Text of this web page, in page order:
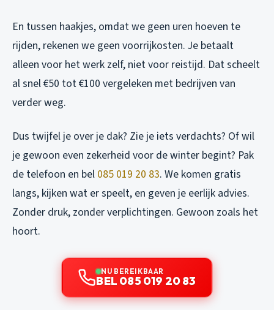
En tussen haakjes, omdat we geen uren hoeven te
rijden, rekenen we geen voorrijkosten. Je betaalt
alleen voor het werk zelf, niet voor reistijd. Dat scheelt
al snel €50 tot €100 vergeleken met bedrijven van
verder weg.
Dus twijfel je over je dak? Zie je iets verdachts? Of wil
je gewoon even zekerheid voor de winter begint? Pak
de telefoon en bel 085 019 20 83. We komen gratis
langs, kijken wat er speelt, en geven je eerlijk advies.
Zonder druk, zonder verplichtingen. Gewoon zoals het
hoort.
NU BEREIKBAAR
BEL 085 019 20 83